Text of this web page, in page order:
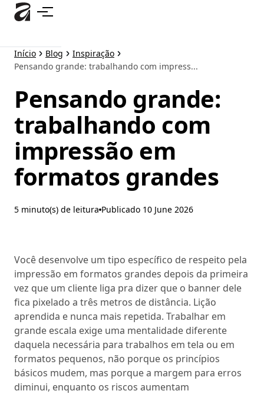
Pular
para
conteúdo
principal
Início Blog
Inspiração
Pensando grande: trabalhando com impress...
Pensando grande:
trabalhando com
impressão em
formatos grandes
5 minuto(s) de leitura Publicado 10 June 2026
Você desenvolve um tipo específico de respeito pela
impressão em formatos grandes depois da primeira
vez que um cliente liga pra dizer que o banner dele
fica pixelado a três metros de distância. Lição
aprendida e nunca mais repetida. Trabalhar em
grande escala exige uma mentalidade diferente
daquela necessária para trabalhos em tela ou em
formatos pequenos, não porque os princípios
básicos mudem, mas porque a margem para erros
diminui, enquanto os riscos aumentam